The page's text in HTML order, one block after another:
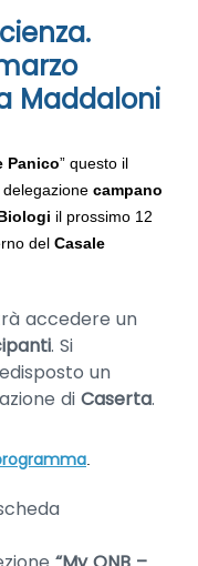
Maddaloni
Panico” questo il
campano
il prossimo 12
del Casale
accedere un
. Si
un
di Caserta.